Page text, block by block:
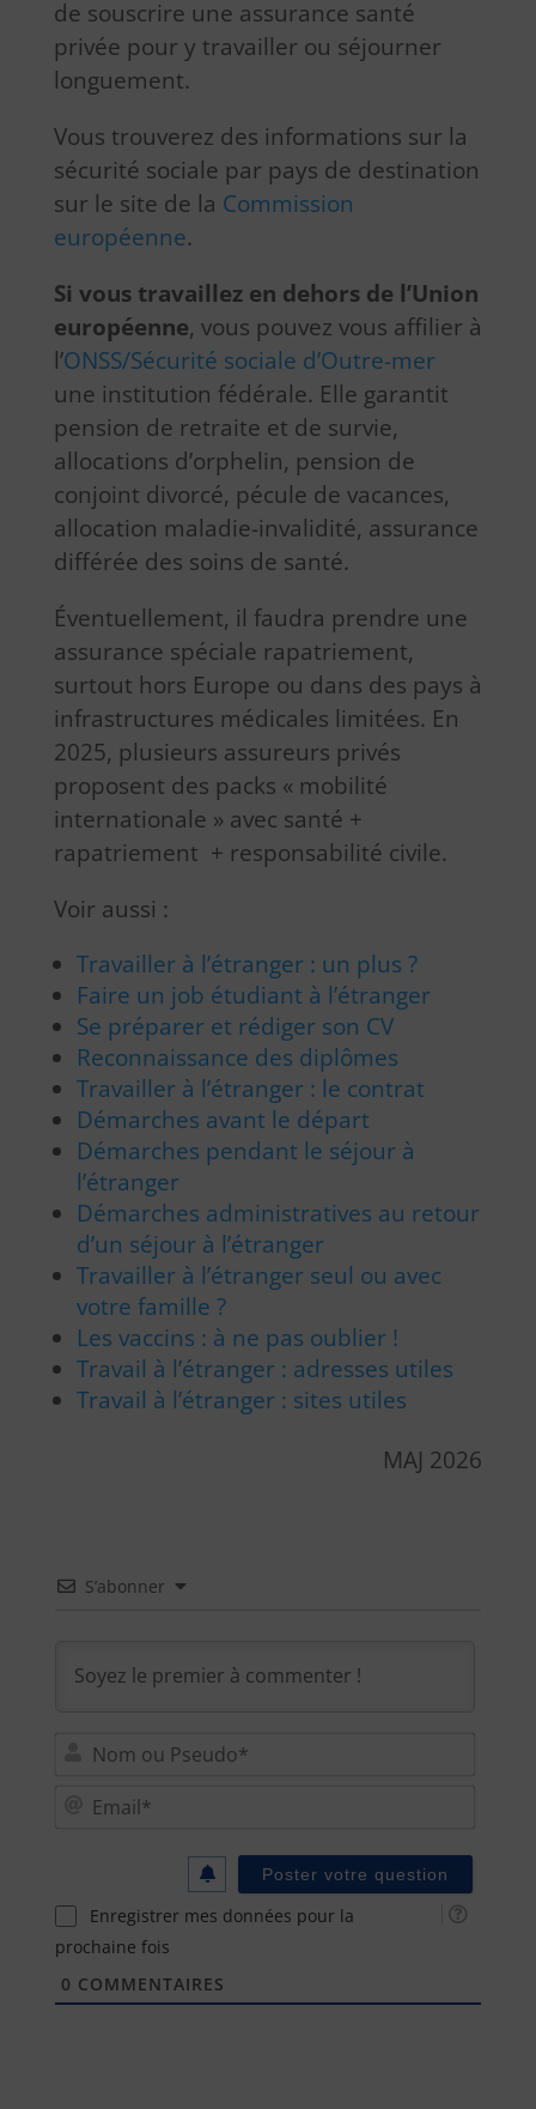
de souscrire une assurance santé
privée pour y travailler ou séjourner
longuement.
Vous trouverez des informations sur la
sécurité sociale par pays de destination
sur le site de la Commission
européenne.
Si vous travaillez en dehors de l’Union
européenne, vous pouvez vous affilier à
l’ONSS/Sécurité sociale d’Outre-mer
une institution fédérale. Elle garantit
pension de retraite et de survie,
allocations d’orphelin, pension de
conjoint divorcé, pécule de vacances,
allocation maladie-invalidité, assurance
différée des soins de santé.
Éventuellement, il faudra prendre une
assurance spéciale rapatriement,
surtout hors Europe ou dans des pays à
infrastructures médicales limitées. En
2025, plusieurs assureurs privés
proposent des packs « mobilité
internationale » avec santé +
rapatriement + responsabilité civile.
Voir aussi :
Travailler à l’étranger : un plus ?
Faire un job étudiant à l’étranger
Se préparer et rédiger son CV
Reconnaissance des diplômes
Travailler à l’étranger : le contrat
Démarches avant le départ
Démarches pendant le séjour à
l’étranger
Démarches administratives au retour
d’un séjour à l’étranger
Travailler à l’étranger seul ou avec
votre famille ?
Les vaccins : à ne pas oublier !
Travail à l’étranger : adresses utiles
Travail à l’étranger : sites utiles
MAJ 2026
S’abonner
Enregistrer mes données pour la
prochaine fois
0 COMMENTAIRES